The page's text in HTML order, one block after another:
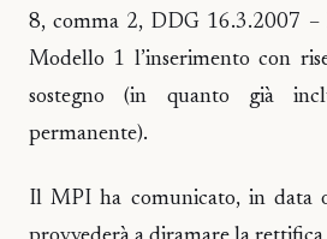
8, comma 2, DDG 16.3.2007 –
Modello 1 l’inserimento con
sostegno (in quanto già
permanente).
Il MPI ha comunicato, in data